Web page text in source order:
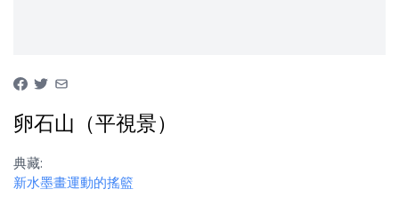
卵石山（平視景）
典藏:
新水墨畫運動的搖籃